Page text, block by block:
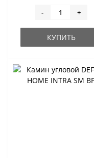
- +
КУПИТЬ